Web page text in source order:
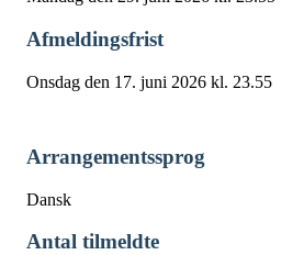
Afmeldingsfrist
Onsdag den 17. juni 2026 kl. 23.55
Arrangementssprog
Dansk
Antal tilmeldte